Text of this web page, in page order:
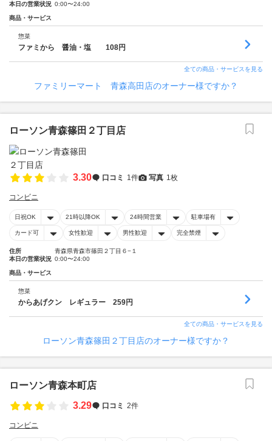
本日の営業状況 0:00〜24:00
商品・サービス
惣菜
ファミから 醤油・塩 108円
全ての商品・サービスを見る
ファミリーマート 青森高田店のオーナー様ですか？
ローソン青森篠田２丁目店
3.30 口コミ 1件 写真 1枚
コンビニ
日祝OK 21時以降OK 24時間営業 駐車場有
カード可 女性歓迎 男性歓迎 完全禁煙
住所
青森県青森市篠田２丁目６−１
本日の営業状況 0:00〜24:00
商品・サービス
惣菜
からあげクン レギュラー 259円
全ての商品・サービスを見る
ローソン青森篠田２丁目店のオーナー様ですか？
ローソン青森本町店
3.29
口コミ 2件
コンビニ